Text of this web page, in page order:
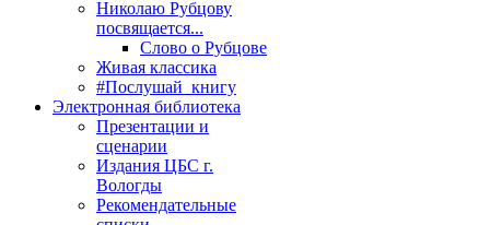
Николаю Рубцову
посвящается...
Слово о Рубцове
Живая классика
#Послушай_книгу
Электронная библиотека
Презентации и
сценарии
Издания ЦБС г.
Вологды
Рекомендательные